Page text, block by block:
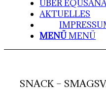
ÜBER
AKTUELLES
MENÜ MENÜ
SNACK –